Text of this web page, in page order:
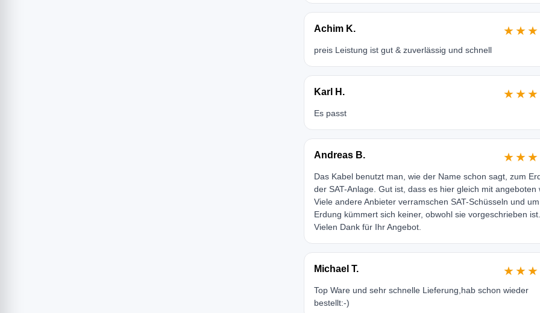
Achim K.
preis Leistung ist gut & zuverlässig und schnell
Karl H.
Es passt
Andreas B.
Das Kabel benutzt man, wie der Name schon sagt, zum
der SAT-Anlage. Gut ist, dass es hier gleich mit angeboten
Viele andere Anbieter verramschen SAT-Schüsseln und
Erdung kümmert sich keiner, obwohl sie vorgeschrieben ist.
Vielen Dank für Ihr Angebot.
Michael T.
Top Ware und sehr schnelle Lieferung,hab schon wieder
bestellt:-)